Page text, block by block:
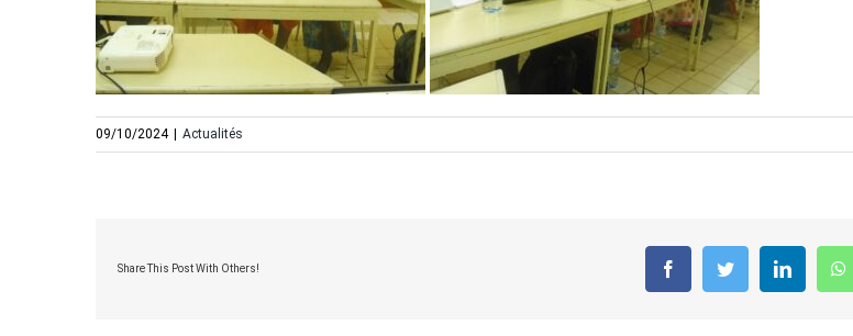
09/10/2024 | Actualités
Share This Post With Others! FacebookTwitter LinkedIn